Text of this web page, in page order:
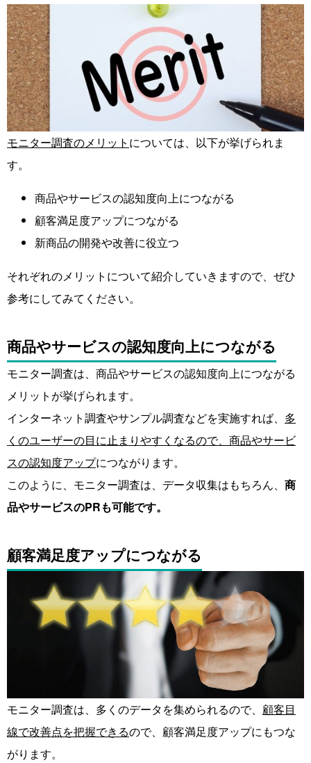
モニター調査のメリット については、以下が挙げられま
す。
商品やサービスの認知度向上につながる
顧客満足度アップにつながる
新商品の開発や改善に役立つ
それぞれのメリットについて紹介していきますので、ぜひ
参考にしてみてください。
商品やサービスの認知度向上につながる
モニター調査は、商品やサービスの認知度向上につながる
メリットが挙げられます。
インターネット調査やサンプル調査などを実施すれば、 多
くのユーザーの目に止まりやすくなるので、商品やサービ
スの認知度アップにつながります。
このように、モニター調査は、データ収集はもちろん、 商
品やサービスのPRも可能です。
顧客満足度アップにつながる
モニター調査は、多くのデータを集められるので、 顧客目
線で改善点を把握できるので、顧客満足度アップにもつな
がります。